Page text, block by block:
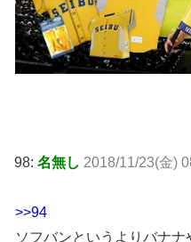
98: 名無し 2018/11/23(金)
>>94
ソフバンというよりバナナ